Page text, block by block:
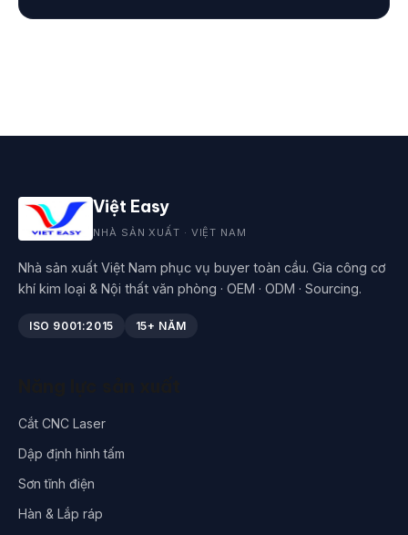
Việt Easy
NHÀ SẢN XUẤT · VIỆT NAM
Nhà sản xuất Việt Nam phục vụ buyer toàn cầu. Gia công cơ
khí kim loại & Nội thất văn phòng · OEM · ODM · Sourcing.
ISO 9001:2015 15+ NĂM
Cắt CNC Laser
Dập định hình tấm
Sơn tĩnh điện
Hàn & Lắp ráp